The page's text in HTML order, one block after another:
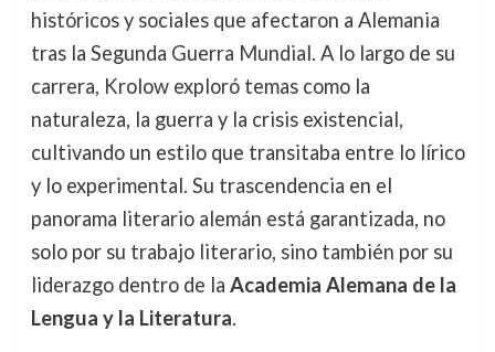
históricos y sociales que afectaron a Alemania
tras la Segunda Guerra Mundial. A lo largo de su
carrera, Krolow exploró temas como la
naturaleza, la guerra y la crisis existencial,
cultivando un estilo que transitaba entre lo lírico
y lo experimental. Su trascendencia en el
panorama literario alemán está garantizada, no
solo por su trabajo literario, sino también por su
liderazgo dentro de la Academia Alemana de la
Lengua y la Literatura.